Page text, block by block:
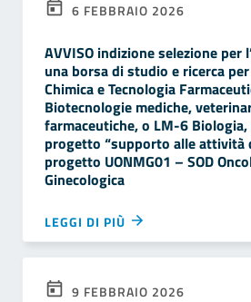
9 FEBBRAIO 2026
6 FEBBRAIO 2026
AVVISO indizione selezione per
una borsa di studio e ricerca
Chimica e Tecnologia
Biotecnologie mediche,
farmaceutiche, o LM-6
progetto “supporto alle attività
progetto UONMG01 – SOD
Ginecologica
LEGGI DI PIÙ